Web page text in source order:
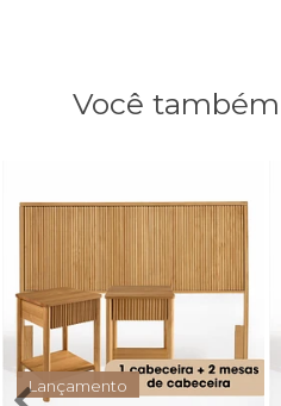
Você
Lançamento